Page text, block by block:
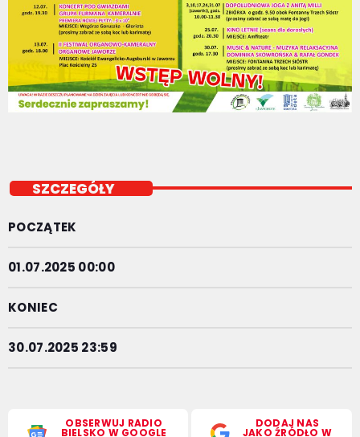
SZCZEGÓŁY
POCZĄTEK
01.07.2025 00:00
KONIEC
30.07.2025 23:59
OBSERWUJ RADIO
BIELSKO W GOOGLE
DODAJ NAS
JAKO ŹRÓDŁO W